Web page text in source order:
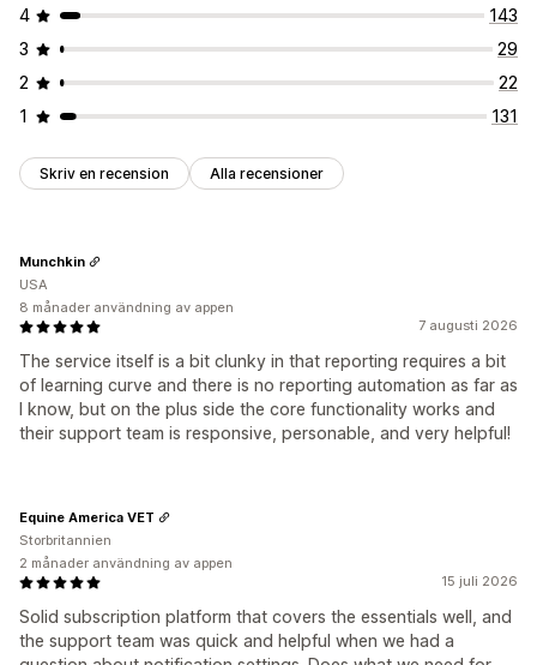
4
143
3
29
2
22
1
131
Skriv en recension Alla recensioner
7 augusti 2026
The service itself is a bit clunky in that reporting requires a bit
of learning curve and there is no reporting automation as far as
I know, but on the plus side the core functionality works and
their support team is responsive, personable, and very helpful!
Munchkin
USA
8 månader användning av appen
15 juli 2026
Solid subscription platform that covers the essentials well, and
the support team was quick and helpful when we had a
Equine America VET
Storbritannien
2 månader användning av appen